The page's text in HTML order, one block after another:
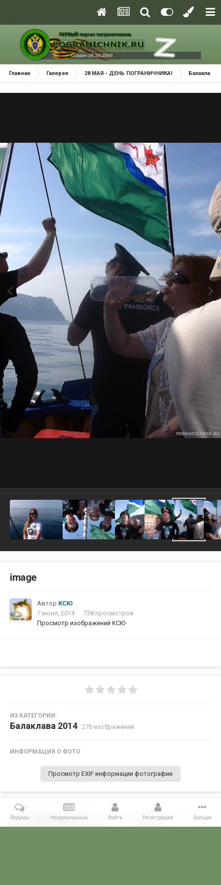
Главная Галерея 28 МАЯ - ДЕНЬ ПОГРАНИЧНИКА! Балаклава
image
Автор КСЮ
7 июня, 2014
738 просмотров
Просмотр изображений КСЮ
ИЗ КАТЕГОРИИ:
Балаклава 2014 · 276 изображений
ИНФОРМАЦИЯ О ФОТО
Просмотр EXIF информации фотографии
Поделиться Подписчики 0
Форумы Непрочитанные Войти Регистрация Больше